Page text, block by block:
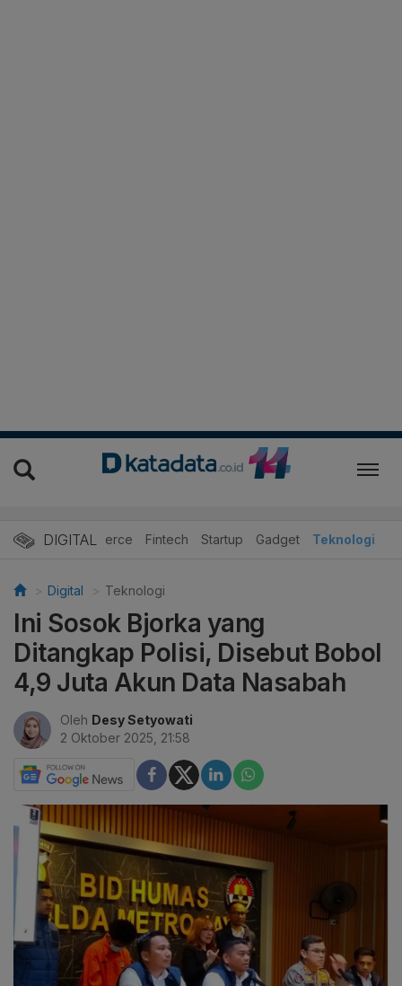
DIGITAL
E-Commerce Fintech Startup Gadget Teknologi
Digital Teknologi
Ini Sosok Bjorka yang
Ditangkap Polisi, Disebut Bobol
4,9 Juta Akun Data Nasabah
Oleh Desy Setyowati
2 Oktober 2025, 21:58